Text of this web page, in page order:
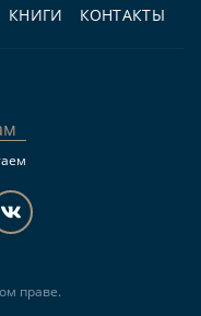
концепции.
КНИГИ КОНТАКТЫ
праве.